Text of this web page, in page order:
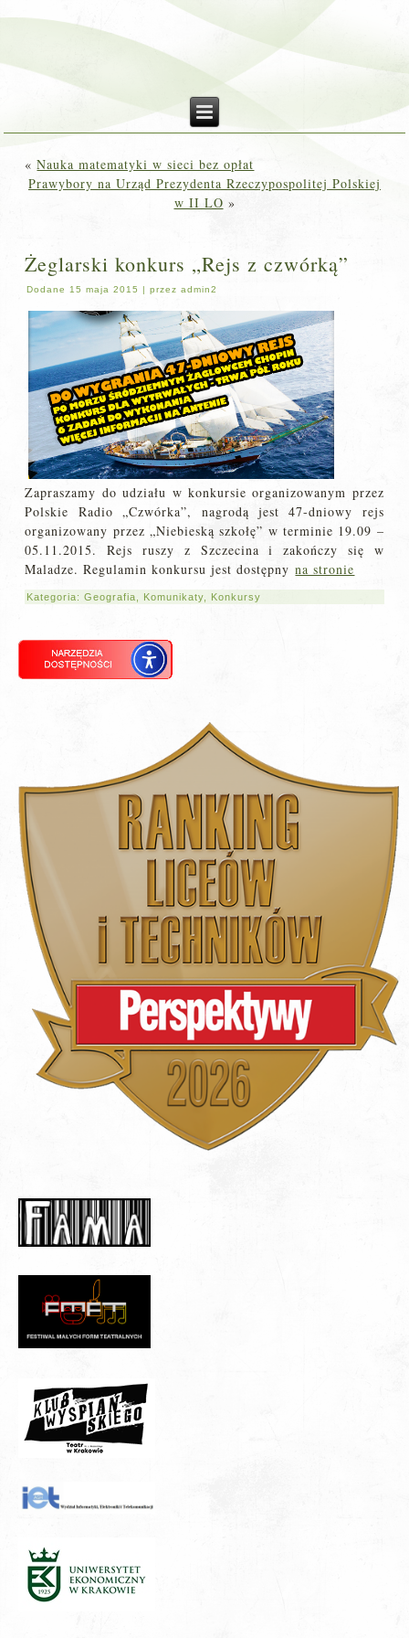
«Nauka matematyki w sieci bez opłat
Prawybory na Urząd Prezydenta Rzeczypospolitej Polskiej
w II LO »
Żeglarski konkurs „Rejs z czwórką”
Dodane 15 maja 2015 |przez admin2
Zapraszamy do udziału w konkursie organizowanym przez
Polskie Radio „Czwórka”, nagrodą jest 47-dniowy rejs
organizowany przez „Niebieską szkołę” w terminie 19.09 –
05.11.2015. Rejs ruszy z Szczecina i zakończy się w
Maladze. Regulamin konkursu jest dostępnyna stronie
Kategoria:Geografia Komunikaty Konkursy